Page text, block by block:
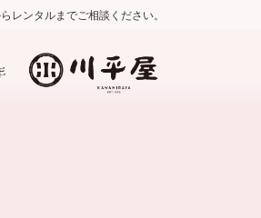
レンタルまでご相談ください。